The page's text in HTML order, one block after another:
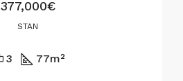
377,000€
STAN
3 77m²